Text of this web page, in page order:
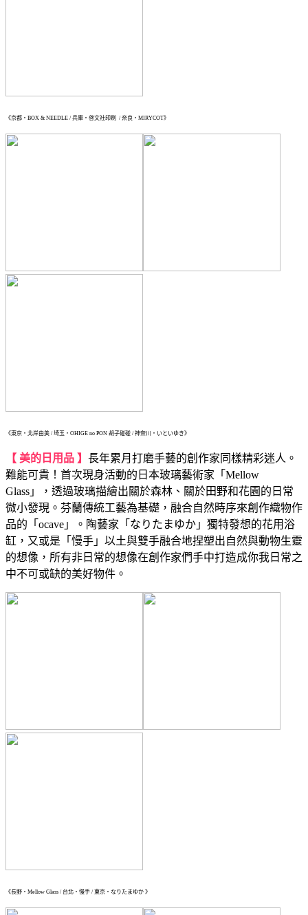
《京都・BOX & NEEDLE / 兵庫・啓文社印刷 / 奈良・MIRYCOT》
《東京・北岸由美 / 埼玉・OHIGE no PON 胡子碰碰 / 神奈川・いといゆき》
【 美的日用品 】 長年累月打磨手藝的創作家同樣精彩迷人。
難能可貴！首次現身活動的日本玻璃藝術家「Mellow
Glass」，透過玻璃描繪出關於森林、關於田野和花園的日常
微小發現。芬蘭傳統工藝為基礎，融合自然時序來創作織物作
品的「ocave」。陶藝家「なりたまゆか」獨特發想的花用浴
缸，又或是「慢手」以土與雙手融合地捏塑出自然與動物生靈
的想像，所有非日常的想像在創作家們手中打造成你我日常之
中不可或缺的美好物件。
《長野・Mellow Glass / 台北・慢手 / 東京・なりたまゆか 》